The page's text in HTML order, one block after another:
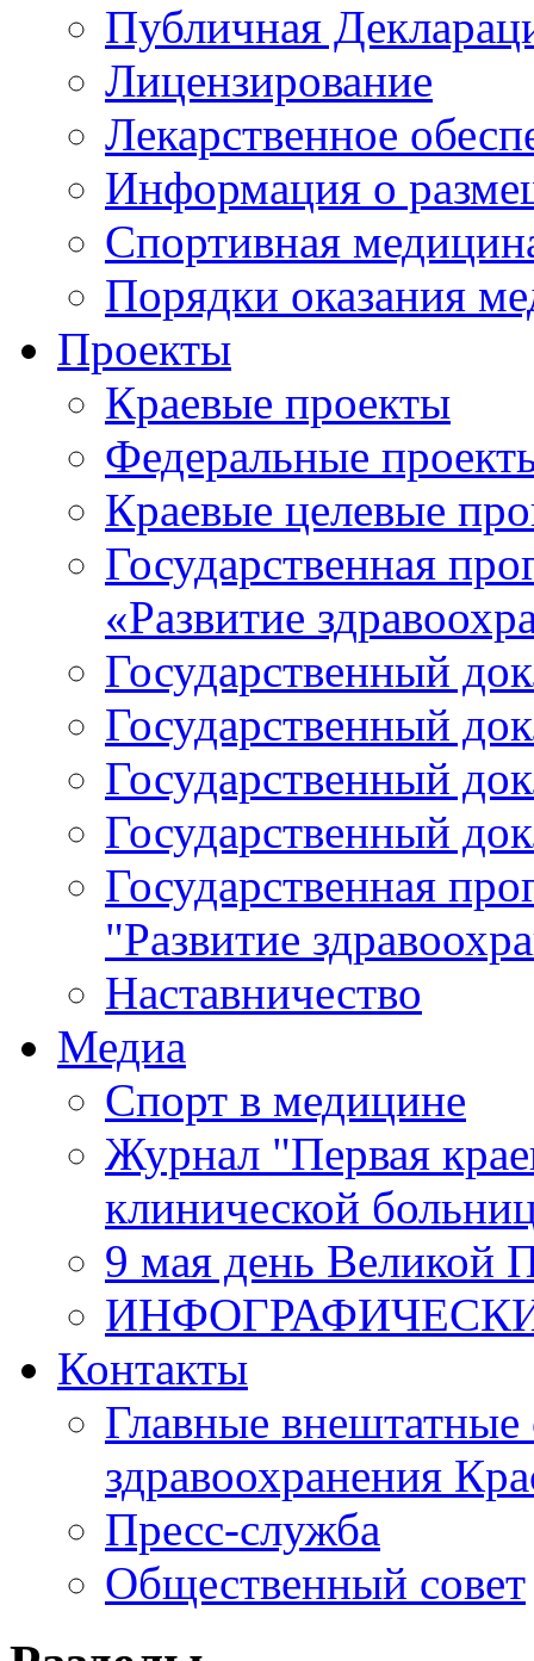
Публичная
Лицензирование
Лекарственное
Информация о
Спортивная
Порядки оказания
Проекты
Краевые проекты
Федеральные
Краевые целевые
Государственная
«Развитие
Государственный
Государственный
Государственный
Государственный
Государственная
"Развитие
Наставничество
Медиа
Спорт в медицине
Журнал "Первая
клинической
9 мая день Великой
Контакты
Главные внештатные
здравоохранения
Пресс-служба
Общественный совет